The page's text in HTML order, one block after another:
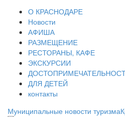
О КРАСНОДАРЕ
Новости
АФИША
РАЗМЕЩЕНИЕ
РЕСТОРАНЫ, КАФЕ
ЭКСКУРСИИ
ДЛЯ ДЕТЕЙ
контакты
Муниципальные новости туризма